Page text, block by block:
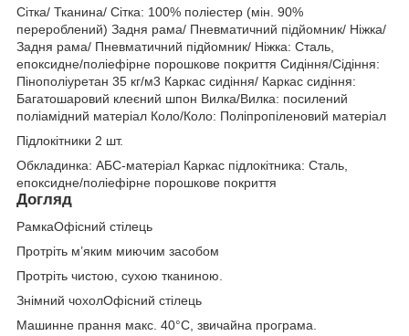
Сітка/ Тканина/ Сітка: 100% поліестер (мін. 90%
перероблений) Задня рама/ Пневматичний підйомник/ Ніжка/
Задня рама/ Пневматичний підйомник/ Ніжка: Сталь,
епоксидне/поліефірне порошкове покриття Сидіння/Сідіння:
Пінополіуретан 35 кг/м3 Каркас сидіння/ Каркас сидіння:
Багатошаровий клеєний шпон Вилка/Вилка: посилений
поліамідний матеріал Коло/Коло: Поліпропіленовий матеріал
Підлокітники 2 шт.
Обкладинка: АБС-матеріал Каркас підлокітника: Сталь,
епоксидне/поліефірне порошкове покриття
Догляд
РамкаОфісний стілець
Протріть м’яким миючим засобом
Протріть чистою, сухою тканиною.
Знімний чохолОфісний стілець
Машинне прання макс. 40°C, звичайна програма.